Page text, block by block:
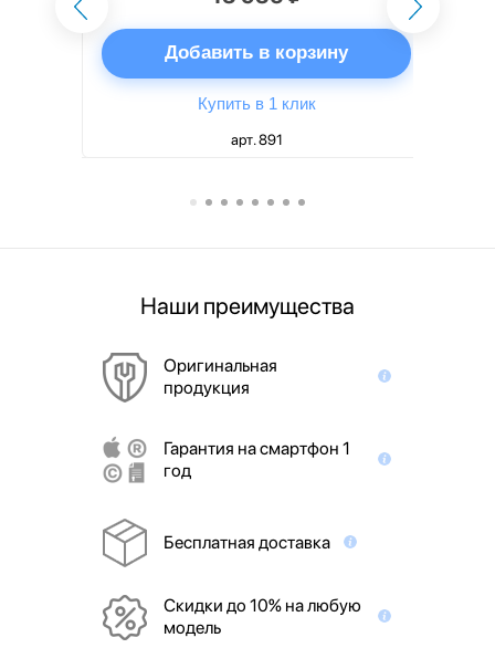
Добавить в корзину
Купить в 1 клик
арт. 891
Наши преимущества
Оригинальная
продукция
Гарантия на смартфон 1
год
Бесплатная доставка
Скидки до 10% на любую
модель